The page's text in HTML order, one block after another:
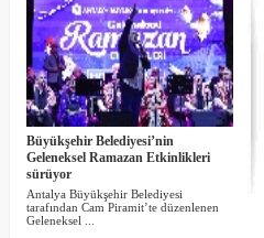
Büyükşehir Belediyesi’nin
Geleneksel Ramazan Etkinlikleri
sürüyor
Antalya Büyükşehir Belediyesi
tarafından Cam Piramit’te düzenlenen
Geleneksel ...